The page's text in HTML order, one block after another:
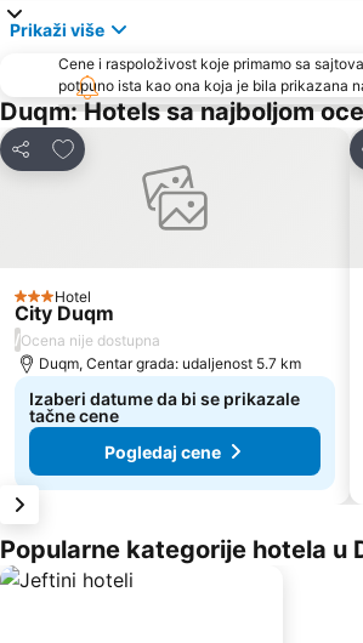
Prikaži više
Cene i raspoloživost koje primamo sa
potpuno ista kao ona koja je bila prikazana
Duqm: Hotels sa najboljom
Deli
Dodati u favorite
3 Zvezdice
Hotel
City Duqm
/Ocena nije dostupna
Duqm, Centar grada: udaljenost 5.7 km
Izaberi datume da bi se prikazale
tačne cene
Pogledaj cene
Popularne kategorije hotela u